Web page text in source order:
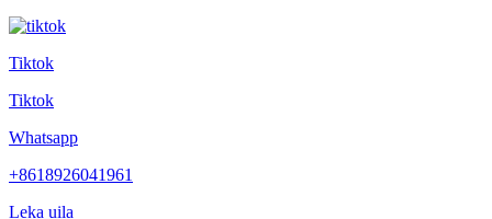
Tiktok
Tiktok
Whatsapp
+8618926041961
Leka uila